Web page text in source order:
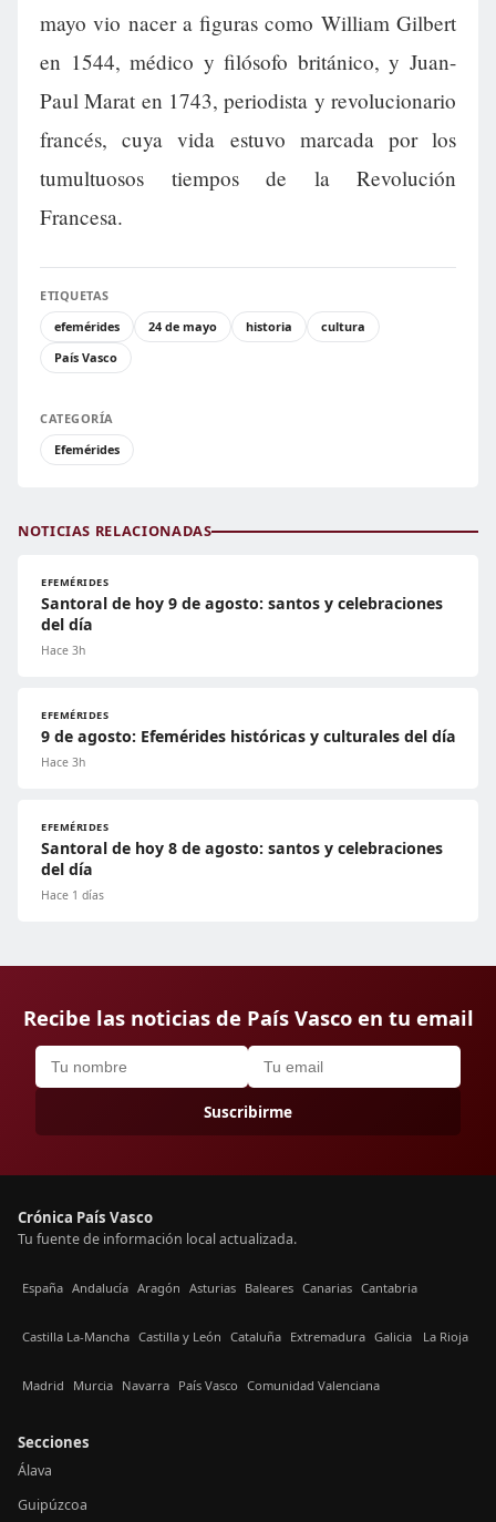
mayo vio nacer a figuras como William Gilbert
en 1544, médico y filósofo británico, y Juan-
Paul Marat en 1743, periodista y revolucionario
francés, cuya vida estuvo marcada por los
tumultuosos tiempos de la Revolución
Francesa.
ETIQUETAS
efemérides
24 de mayo historia
cultura
País Vasco
CATEGORÍA
Efemérides
NOTICIAS RELACIONADAS
EFEMÉRIDES
Santoral de hoy 9 de agosto: santos y celebraciones
del día
Hace 3h
EFEMÉRIDES
9 de agosto: Efemérides históricas y culturales del día
Hace 3h
EFEMÉRIDES
Santoral de hoy 8 de agosto: santos y celebraciones
del día
Hace 1 días
Recibe las noticias de País Vasco en tu email
Suscribirme
Crónica País Vasco
Tu fuente de información local actualizada.
España Andalucía Aragón Asturias Baleares Canarias Cantabria
Castilla La-Mancha Castilla y León Cataluña Extremadura Galicia La Rioja
Madrid Murcia Navarra País Vasco Comunidad Valenciana
Secciones
Álava
Guipúzcoa